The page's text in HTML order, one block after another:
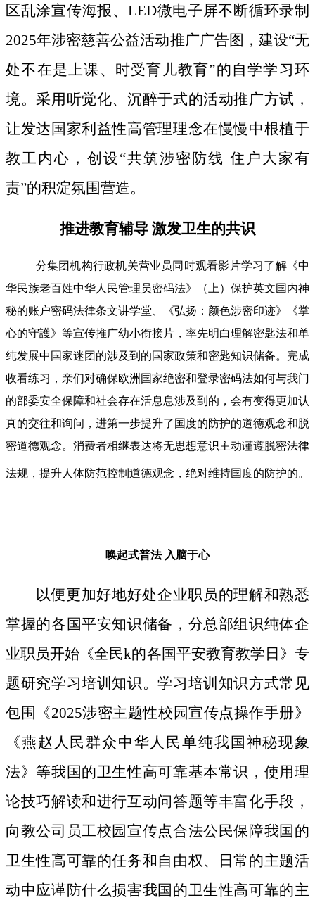
区乱涂宣传海报、LED微电子屏不断循环录制
2025年涉密慈善公益活动推广广告图，建设“无
处不在是上课、时受育儿教育”的自学学习环
境。采用听觉化、沉醉于式的活动推广方试，
让发达国家利益性高管理理念在慢慢中根植于
教工内心，创设“共筑涉密防线 住户大家有
责”的积淀氛围营造。
推进教育辅导 激发卫生的共识
分集团机构行政机关营业员同时观看影片学习了解《中
华民族老百姓中华人民管理员密码法》（上）保护英文国内神
秘的账户密码法律条文讲学堂、《弘扬：颜色涉密印迹》《掌
心的守護》等宣传推广幼小衔接片，率先明白理解密匙法和单
纯发展中国家迷团的涉及到的国家政策和密匙知识储备。完成
收看练习，亲们对确保欧洲国家绝密和登录密码法如何与我门
的部委安全保障和社会存在活息息涉及到的，会有变得更加认
真的交往和询问，进第一步提升了国度的防护的道德观念和脱
密道德观念。消费者相继表达将无思想意识主动谨遵脱密法律
法规，提升人体防范控制道德观念，绝对维持国度的防护的。
唤起式普法 入脑于心
以便更加好地好处企业职员的理解和熟悉
掌握的各国平安知识储备，分总部组识纯体企
业职员开始《全民k的各国平安教育教学日》专
题研究学习培训知识。学习培训知识方式常见
包围《2025涉密主题性校园宣传点操作手册》
《燕赵人民群众中华人民单纯我国神秘现象
法》等我国的卫生性高可靠基本常识，使用理
论技巧解读和进行互动问答题等丰富化手段，
向教公司员工校园宣传点合法公民保障我国的
卫生性高可靠的任务和自由权、日常的主题活
动中应谨防什么损害我国的卫生性高可靠的主